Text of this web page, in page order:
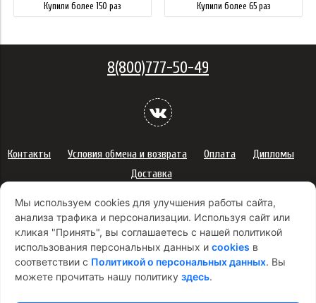
Купили более 150 раз Купили более 65 раз
Мы используем cookies для улучшения работы сайта,
анализа трафика и персонализации. Используя сайт или
кликая "Принять", вы соглашаетесь с нашей политикой
использования персональных данных и cookies в
соответствии с Политикой о персональных данных. Вы
можете прочитать нашу политику здесь.
8(800)777-50-49
Контакты Условия обмена и возврата Оплата
Дипломы
Доставка
Сертификаты
Оферта
Правила использования подарочных карт
Правила ухода за одеждой
Политика платежей
Условия использования Cookie-файлов